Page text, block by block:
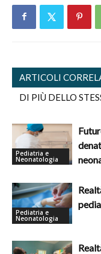
ARTICOLI
DI PIÙ DELLO
Pediatria e
Neonatologia
Pediatria e
Neonatologia